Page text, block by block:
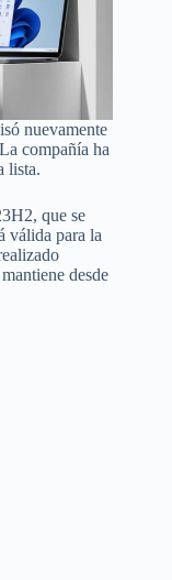
nuevamente
compañía ha
lista.
que se
válida para la
desde